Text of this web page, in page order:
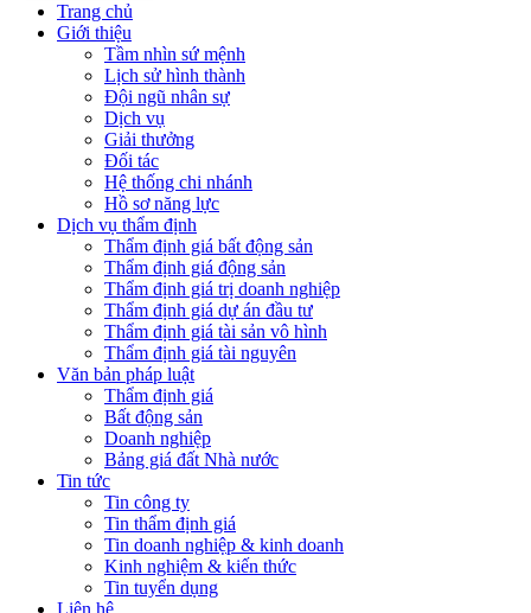
Trang chủ
Giới thiệu
Tầm nhìn sứ mệnh
Lịch sử hình thành
Đội ngũ nhân sự
Dịch vụ
Giải thưởng
Đối tác
Hệ thống chi nhánh
Hồ sơ năng lực
Dịch vụ thẩm định
Thẩm định giá bất động sản
Thẩm định giá động sản
Thẩm định giá trị doanh nghiệp
Thẩm định giá dự án đầu tư
Thẩm định giá tài sản vô hình
Thẩm định giá tài nguyên
Văn bản pháp luật
Thẩm định giá
Bất động sản
Doanh nghiệp
Bảng giá đất Nhà nước
Tin tức
Tin công ty
Tin thẩm định giá
Tin doanh nghiệp & kinh doanh
Kinh nghiệm & kiến thức
Tin tuyển dụng
Liên hệ